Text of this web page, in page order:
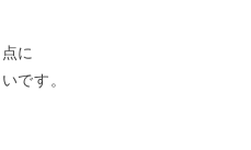
に
です。